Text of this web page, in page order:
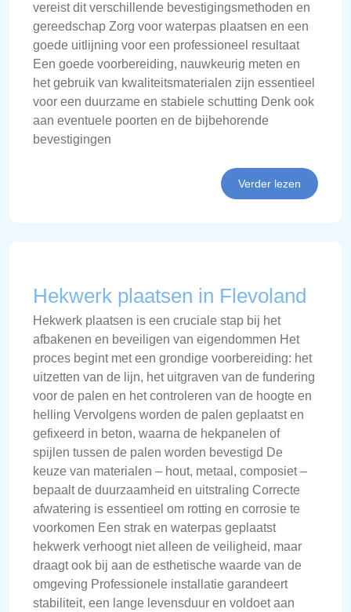
vereist dit verschillende bevestigingsmethoden en
gereedschap Zorg voor waterpas plaatsen en een
goede uitlijning voor een professioneel resultaat
Een goede voorbereiding, nauwkeurig meten en
het gebruik van kwaliteitsmaterialen zijn essentieel
voor een duurzame en stabiele schutting Denk ook
aan eventuele poorten en de bijbehorende
bevestigingen
Verder lezen
Hekwerk plaatsen in Flevoland
Hekwerk plaatsen is een cruciale stap bij het
afbakenen en beveiligen van eigendommen Het
proces begint met een grondige voorbereiding: het
uitzetten van de lijn, het uitgraven van de fundering
voor de palen en het controleren van de hoogte en
helling Vervolgens worden de palen geplaatst en
gefixeerd in beton, waarna de hekpanelen of
spijlen tussen de palen worden bevestigd De
keuze van materialen – hout, metaal, composiet –
bepaalt de duurzaamheid en uitstraling Correcte
afwatering is essentieel om rotting en corrosie te
voorkomen Een strak en waterpas geplaatst
hekwerk verhoogt niet alleen de veiligheid, maar
draagt ook bij aan de esthetische waarde van de
omgeving Professionele installatie garandeert
stabiliteit, een lange levensduur en voldoet aan